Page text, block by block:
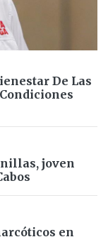
De Las
joven
en